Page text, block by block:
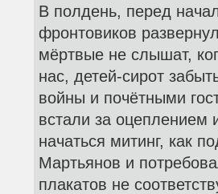
В полдень, перед
фронтовиков
мёртвые не слышат,
нас, детей-сирот
войны и почётными
встали за оцеплением
начаться митинг, как
Мартьянов и
плакатов не